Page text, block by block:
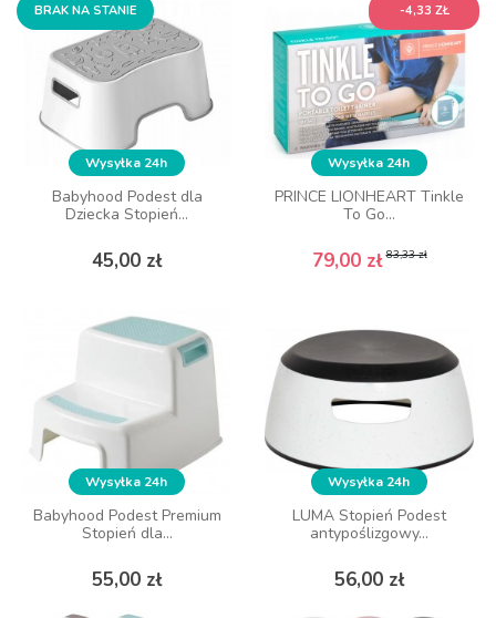
Wysyłka 24h
Babyhood Podest dla
Dziecka Stopień...
45,00 zł
Cena
DO KOSZYKA
BRAK NA STANIE
Wysyłka 24h
Babyhood Podest dla
Dziecka Stopień...
45,00 zł
Cena
BRAK NA STANIE
Wysyłka 24h
PRINCE LIONHEART Tinkle
To Go...
79,00 złCena podstawowa
83,33 zł
Cena
-4,33 ZŁ
Wysyłka 24h
PRINCE LIONHEART Tinkle
To Go...
79,00 złCena podstawowa
83,33 zł
Cena
-4,33 ZŁ
Wysyłka 24h
Babyhood Podest Premium
Stopień dla...
55,00 zł
Cena
Wysyłka 24h
Babyhood Podest Premium
Stopień dla...
55,00 zł
Cena
Wysyłka 24h
LUMA Stopień Podest
antypoślizgowy...
56,00 zł
Cena
Wysyłka 24h
LUMA Stopień Podest
antypoślizgowy...
56,00 zł
Cena